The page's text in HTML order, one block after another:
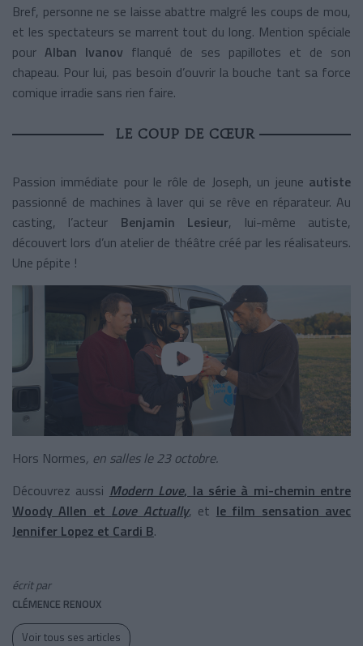
Bref, personne ne se laisse abattre malgré les coups de mou,
et les spectateurs se marrent tout du long. Mention spéciale
pour Alban Ivanov flanqué de ses papillotes et de son
chapeau. Pour lui, pas besoin d’ouvrir la bouche tant sa force
comique irradie sans rien faire.
LE COUP DE CŒUR
Passion immédiate pour le rôle de Joseph, un jeune autiste
passionné de machines à laver qui se rêve en réparateur. Au
casting, l’acteur Benjamin Lesieur, lui-même autiste,
découvert lors d’un atelier de théâtre créé par les réalisateurs.
Une pépite !
Hors Normes, en salles le 23 octobre.
Découvrez aussi Modern Love, la série à mi-chemin entre
Woody Allen et Love Actually, et le film sensation avec
Jennifer Lopez et Cardi B.
écrit par
CLÉMENCE RENOUX
Voir tous ses articles